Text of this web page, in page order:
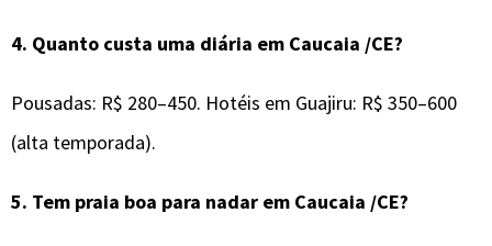
4. Quanto custa uma diária em Caucaia /CE?
Pousadas: R$ 280–450. Hotéis em Guajiru: R$ 350–600
(alta temporada).
5. Tem praia boa para nadar em Caucaia /CE?